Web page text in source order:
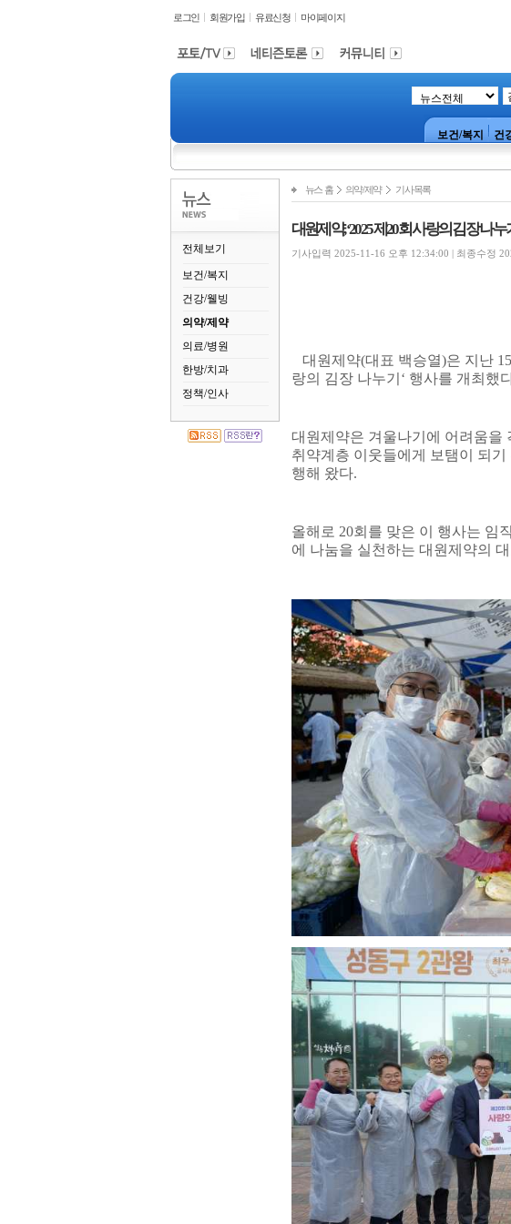
로그인 회원가입 유료신청 마이페이지
보건/복지 건
전체보기
보건/복지
건강/웰빙
의약/제약
의료/병원
한방/치과
정책/인사
뉴스 홈 의약/제약 기사목록
대원제약, ‘2025 제20회 사랑의 김장 나
기사입력 2025-11-16 오후 12:34:00 | 최종수정
대원제약(대표 백승열)은 지난 15
랑의 김장 나누기 ‘ 행사를 개최했
대원제약은 겨울나기에 어려움을
취약계층 이웃들에게 보탬이 되기
행해 왔다.
올해로 20회를 맞은 이 행사는 임
에 나눔을 실천하는 대원제약의